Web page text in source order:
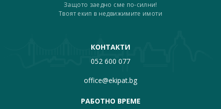
Защото заедно сме по-силни!
Твоят екип в недвижимите имоти
КОНТАКТИ
052 600 077
office@ekipat.bg
РАБОТНО ВРЕМЕ